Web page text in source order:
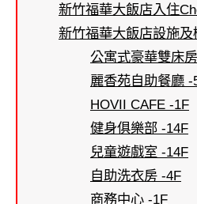
新竹福華大飯店入住
新竹福華大飯店設施及
公寓式豪華雙床房
麗香苑自助餐廳 -
HOVII CAFE -1F
健身俱樂部 -14F
兒童遊戲室 -14F
自助洗衣房 -4F
商務中心 -1F